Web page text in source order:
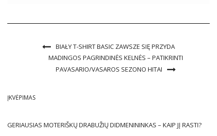
BIAŁY T-SHIRT BASIC ZAWSZE SIĘ PRZYDA
MADINGOS PAGRINDINĖS KELNĖS – PATIKRINTI
PAVASARIO/VASAROS SEZONO HITAI
ĮKVĖPIMAS
GERIAUSIAS MOTERIŠKŲ DRABUŽIŲ DIDMENININKAS – KAIP JĮ RASTI?